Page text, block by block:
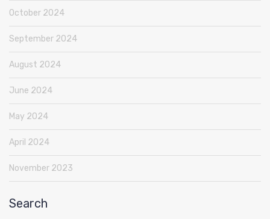
October 2024
September 2024
August 2024
June 2024
May 2024
April 2024
November 2023
Search